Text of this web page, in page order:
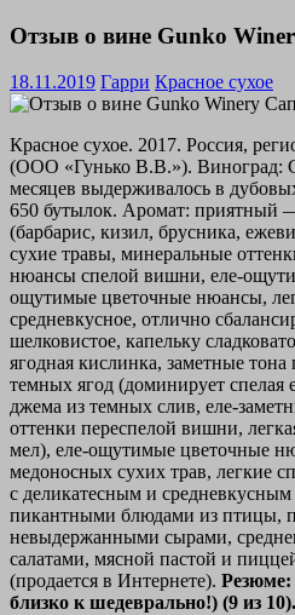
Отзыв о вине Gunko
18.11.2019 Гарри Красное сухое
Красное сухое. 2017. Россия,
(ООО «Гунько В.В.»). Виноград:
месяцев выдерживалось в
650 бутылок. Аромат: приятный
(барбарис, кизил, брусника,
сухие травы, минеральные
нюансы спелой вишни, еле-
ощутимые цветочные нюансы,
средневкусное, отлично
шелковистое, капельку
ягодная кислинка, заметные
темных ягод (доминирует спелая
джема из темных слив, еле-
оттенки переспелой вишни,
мел), еле-ощутимые цветочные
медоносных сухих трав, легкие
с деликатесным и
пикантными блюдами из птицы,
невыдержанными сырами,
салатами, мясной пастой и
(продается в Интернете). Резюме:
близко к шедеврально!) (9 из 10).